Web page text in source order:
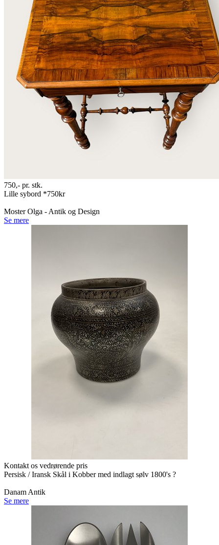
750,- pr. stk.
Lille sybord *750kr
Moster Olga - Antik og Design
Se mere
Kontakt os vedrørende pris
Persisk / Iransk Skål i Kobber med indlagt sølv 1800's ?
Danam Antik
Se mere